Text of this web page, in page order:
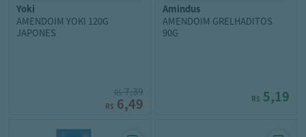
yoki
AMENDOIM YOKI 120G
JAPONES
R$7,39
R$ 6,49
amindus
AMENDOIM GRELHADITOS
90G
R$ 5,19